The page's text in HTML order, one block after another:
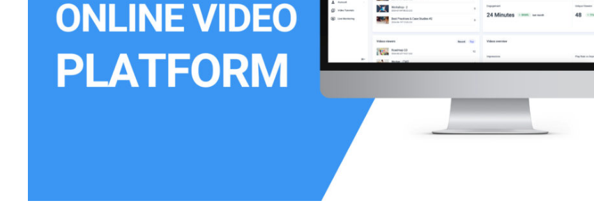
Privacidad y Seguridad
Marketing de Video
Aprendizaje en Línea
Emisoras de Radio y Televisión